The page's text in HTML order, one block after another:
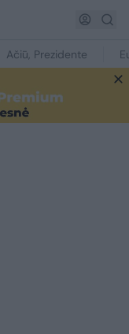
Ačiū, Prezidente